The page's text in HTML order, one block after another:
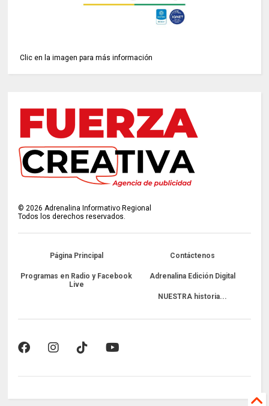
Clic en la imagen para más información
©2026 Adrenalina Informativo Regional
Todos los derechos reservados.
Página Principal Contáctenos
Programas en Radio y Facebook
Live
Adrenalina Edición Digital
NUESTRA historia...